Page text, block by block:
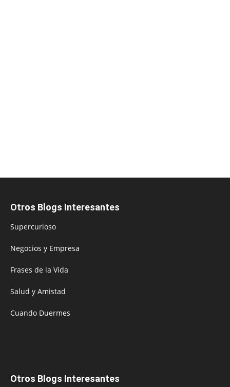
Otros Blogs Interesantes
Supercurioso
Negocios y Empresa
Frases de la Vida
Salud y Amistad
Cuando Duermes
Otros Blogs Interesantes